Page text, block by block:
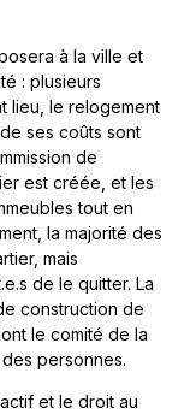
à la ville et
: plusieurs
lieu, le relogement
ses coûts sont
de
est créée, et les
tout en
la majorité des
mais
de le quitter. La
construction de
le comité de la
personnes.
et le droit au